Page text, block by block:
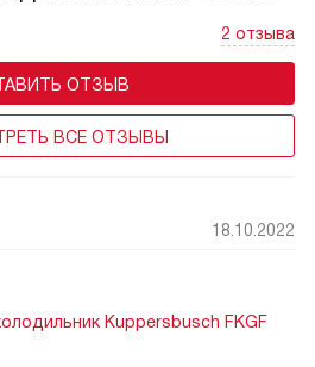
2 отзыва
ОТЗЫВ
ВСЕ ОТЗЫВЫ
18.10.2022
Kuppersbusch FKGF